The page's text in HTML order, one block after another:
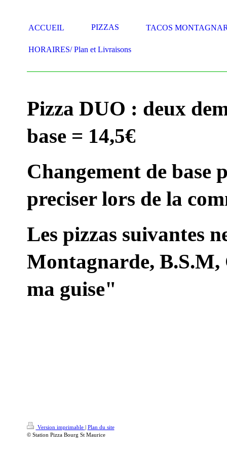
ACCUEIL PIZZAS TACOS
HORAIRES/ Plan et Livraisons
Pizza DUO : deux
base = 14,5€
Changement de base
preciser lors de la
Les pizzas suivantes
Montagnarde,
ma guise"
Version imprimable | Plan du site
© Station Pizza Bourg St Maurice